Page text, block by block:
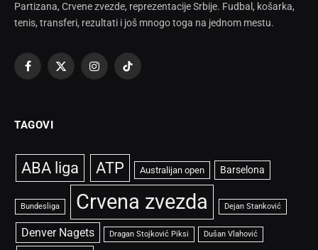
Partizana, Crvene zvezde, reprezentacije Srbije. Fudbal, košarka,
tenis, transferi, rezultati i još mnogo toga na jednom mestu.
Facebook
X
InstagramTikTok
TAGOVI
ABA liga ATP Australijan open Barselona
Bundesliga Crvena zvezda Dejan Stanković
Denver Nagets Dragan Stojković Piksi Dušan Vlahović